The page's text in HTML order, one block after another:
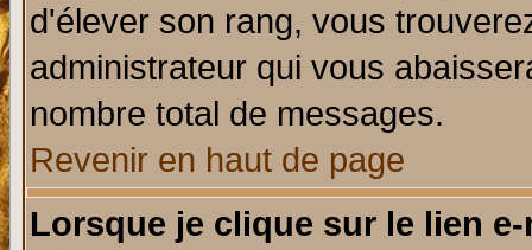
d'élever son rang, vous
administrateur qui vous
nombre total de messages.
Revenir en haut de page
Lorsque je clique sur le lien